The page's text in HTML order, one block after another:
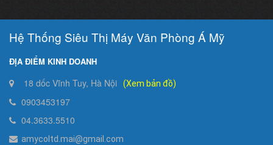
Hệ Thống Siêu Thị Máy Văn Phòng Á Mỹ
ĐỊA ĐIỂM KINH DOANH
18 dốc Vĩnh Tuy, Hà Nội (Xem bản đồ)
0903453197
04.3633.5510
amycoltd.mai@gmail.com